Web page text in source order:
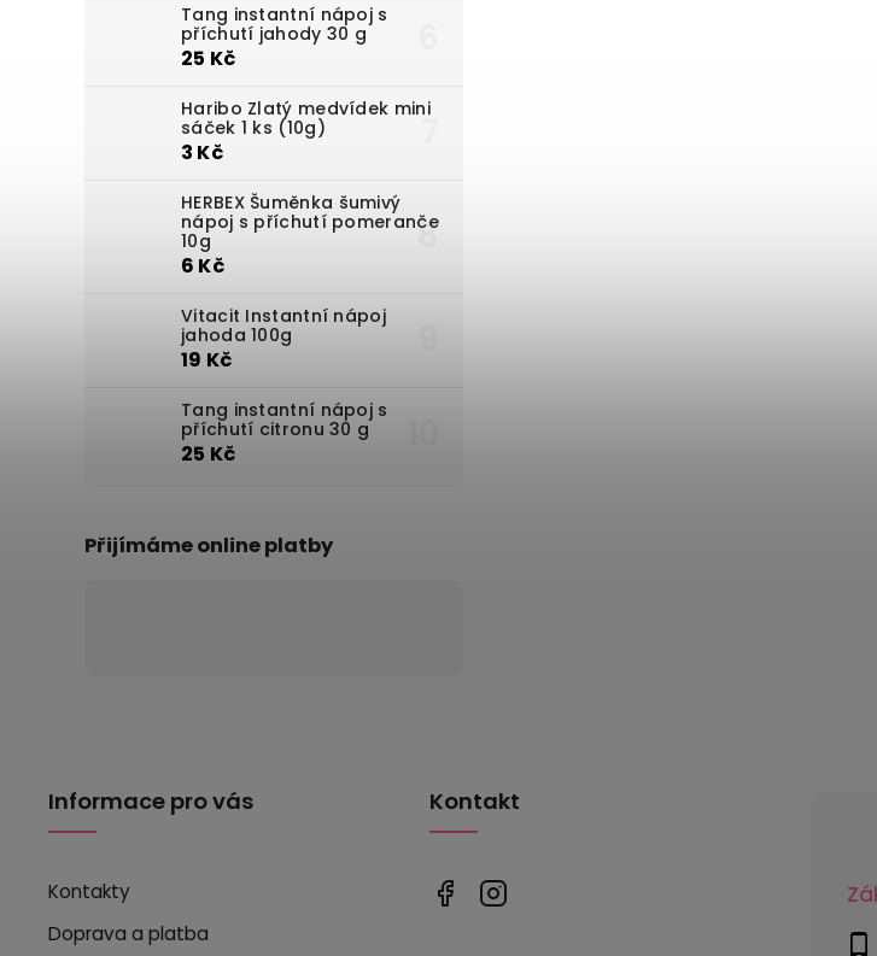
Tang instantní nápoj s
příchutí jahody 30 g
25 Kč
Haribo Zlatý medvídek mini
sáček 1 ks (10g)
3 Kč
HERBEX Šuměnka šumivý
nápoj s příchutí pomeranče
10g
6 Kč
Vitacit Instantní nápoj
jahoda 100g
19 Kč
Tang instantní nápoj s
příchutí citronu 30 g
25 Kč
Přijímáme online platby
Informace pro vás
Kontakty
Doprava a platba
Kontakt